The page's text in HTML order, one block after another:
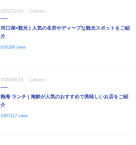
2021/12/10 Column
河口湖×観光 | 人気の名所やディープな観光スポットをご紹
介
624184 view
2020/08/19 Column
熱海 ランチ | 海鮮が人気のおすすめで美味しいお店をご紹
介
1007117 view